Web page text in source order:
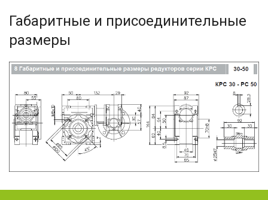
Габаритные и присоединительные
размеры